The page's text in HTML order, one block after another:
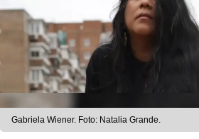
Gabriela Wiener. Foto: Natalia Grande.